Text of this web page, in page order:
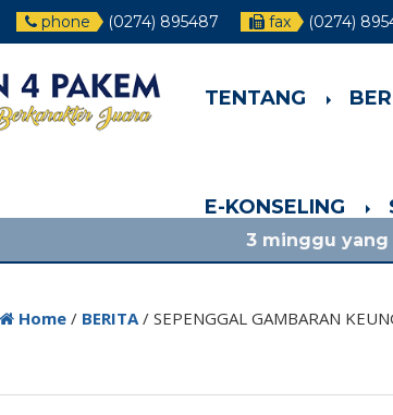
phone (0274) 895487 fax (0274)
TENTANG
E-KONSELING
3 minggu yang lalu/ jadwal
Home/ BERITA/ SEPENGGAL GAMBARAN